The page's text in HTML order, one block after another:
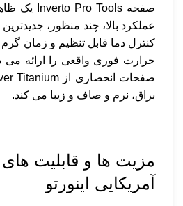
عملکرد بالا، چند منظور،
کنترل دما قابل تنظیم و زمان
حرارت فوری واقعی را ارائه می
براق، نرم و صاف و زیبا می کند.
مزیت ها و قابلیت های
آمریکایی اینورتو